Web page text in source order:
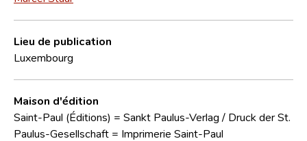
Lieu de publication
Luxembourg
Maison d'édition
Saint-Paul (Éditions) = Sankt Paulus-Verlag / Druck der St.
Paulus-Gesellschaft = Imprimerie Saint-Paul